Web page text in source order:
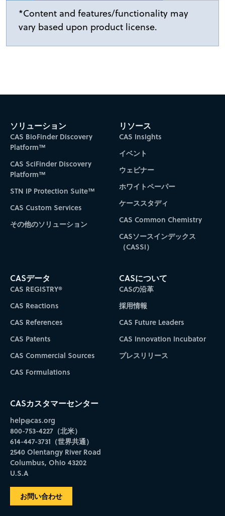
Video
*Content and features/functionality may
vary based upon product license.
ソリューション
CAS BioFinder Discovery
Platform™
CAS SciFinder Discovery
Platform™
STN IP Protection Suite™
CAS Custom Services
その他のソリューション
リソース
CAS Insights
イベント
ウェビナー
ホワイトペーパー
ケーススタディ
CAS Common Chemistry
CASソースインデックス
（CASSI）
CASデータ
CAS REGISTRY®
CAS Reactions
CAS References
CAS Patents
CAS Commercial Sources
CAS Formulations
CASについて
CASの沿革
採用情報
CAS Future Leaders
CAS Innovation Incubator
プレスリリース
CASカスタマーセンター
help@cas.org
800-753-4227（北米）
614-447-3731（世界共通）
2540 Olentangy River Road
Columbus, Ohio 43202
U.S.A
お問い合わせ